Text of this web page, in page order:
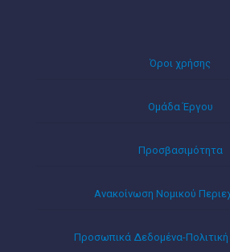
Όροι χρήσης
Ομάδα Έργου
Προσβασιμότητα
Ανακοίνωση Νομικού
Προσωπικά Δεδομένα-